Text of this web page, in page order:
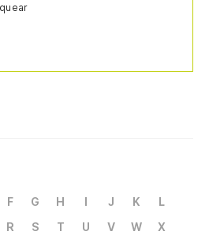
F G H I J K
L
R S T U V W
X